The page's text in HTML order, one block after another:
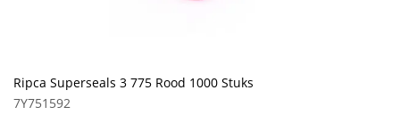
Ripca Superseals 3 775 Rood 1000 Stuks
7Y751592